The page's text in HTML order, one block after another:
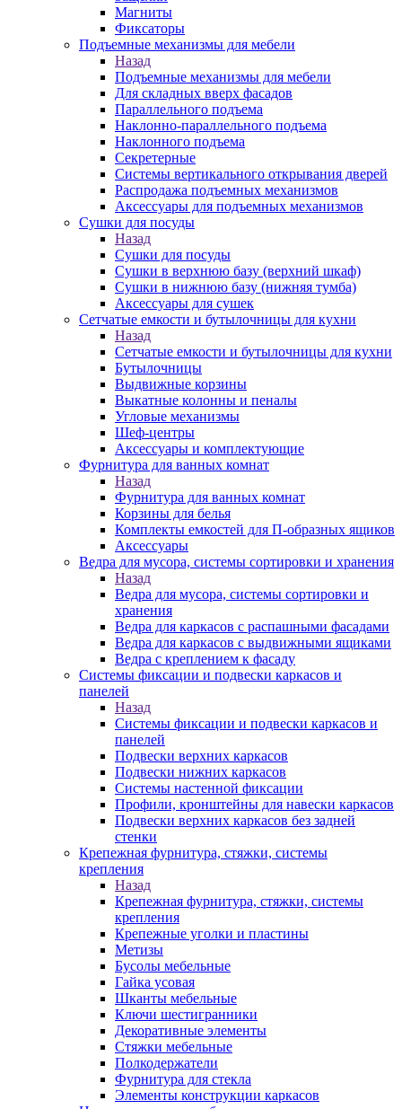
Магниты
Фиксаторы
Подъемные механизмы для мебели
Назад
Подъемные механизмы для мебели
Для складных вверх фасадов
Параллельного подъема
Наклонно-параллельного подъема
Наклонного подъема
Секретерные
Системы вертикального открывания дверей
Распродажа подъемных механизмов
Аксессуары для подъемных механизмов
Сушки для посуды
Назад
Сушки для посуды
Сушки в верхнюю базу (верхний шкаф)
Сушки в нижнюю базу (нижняя тумба)
Аксессуары для сушек
Сетчатые емкости и бутылочницы для кухни
Назад
Сетчатые емкости и бутылочницы для кухни
Бутылочницы
Выдвижные корзины
Выкатные колонны и пеналы
Угловые механизмы
Шеф-центры
Аксессуары и комплектующие
Фурнитура для ванных комнат
Назад
Фурнитура для ванных комнат
Корзины для белья
Комплекты емкостей для П-образных ящиков
Аксессуары
Ведра для мусора, системы сортировки и хранения
Назад
Ведра для мусора, системы сортировки и
хранения
Ведра для каркасов с распашными фасадами
Ведра для каркасов с выдвижными ящиками
Ведра с креплением к фасаду
Системы фиксации и подвески каркасов и
панелей
Назад
Системы фиксации и подвески каркасов и
панелей
Подвески верхних каркасов
Подвески нижних каркасов
Системы настенной фиксации
Профили, кронштейны для навески каркасов
Подвески верхних каркасов без задней
стенки
Крепежная фурнитура, стяжки, системы
крепления
Назад
Крепежная фурнитура, стяжки, системы
крепления
Крепежные уголки и пластины
Метизы
Бусолы мебельные
Гайка усовая
Шканты мебельные
Ключи шестигранники
Декоративные элементы
Стяжки мебельные
Полкодержатели
Фурнитура для стекла
Элементы конструкции каркасов